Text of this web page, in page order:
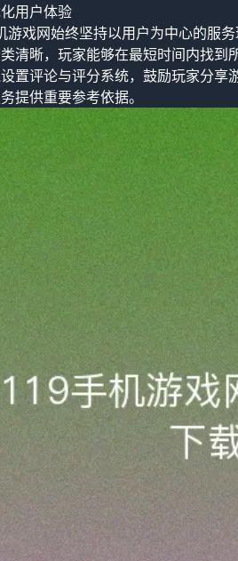
用户体验
游戏网始终坚持以用户为中心的服
清晰，玩家能够在最短时间内找到
置评论与评分系统，鼓励玩家分享
提供重要参考依据。